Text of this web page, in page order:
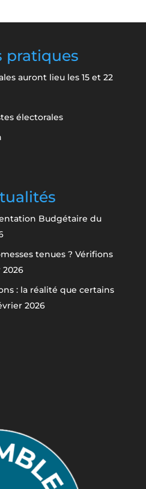
pratiques
auront lieu les 15 et 22
électorales
Budgétaire du
tenues ? Vérifions
2026
: la réalité que certains
2026